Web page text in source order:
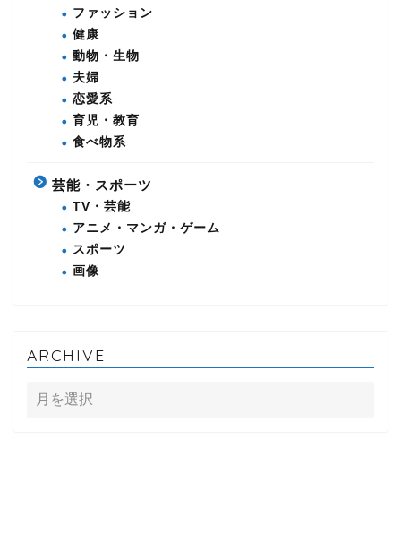
ファッション
健康
動物・生物
夫婦
恋愛系
育児・教育
食べ物系
芸能・スポーツ
TV・芸能
アニメ・マンガ・ゲーム
スポーツ
画像
ARCHIVE